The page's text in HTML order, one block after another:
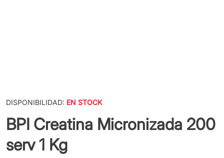
DISPONIBILIDAD: EN STOCK
BPI Creatina Micronizada 200
serv 1 Kg